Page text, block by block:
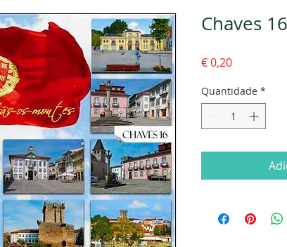
Chaves 16
€ 0,20Preço
Quantidade *